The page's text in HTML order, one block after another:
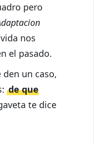
pero
nos
el pasado.
un caso,
de que
te dice